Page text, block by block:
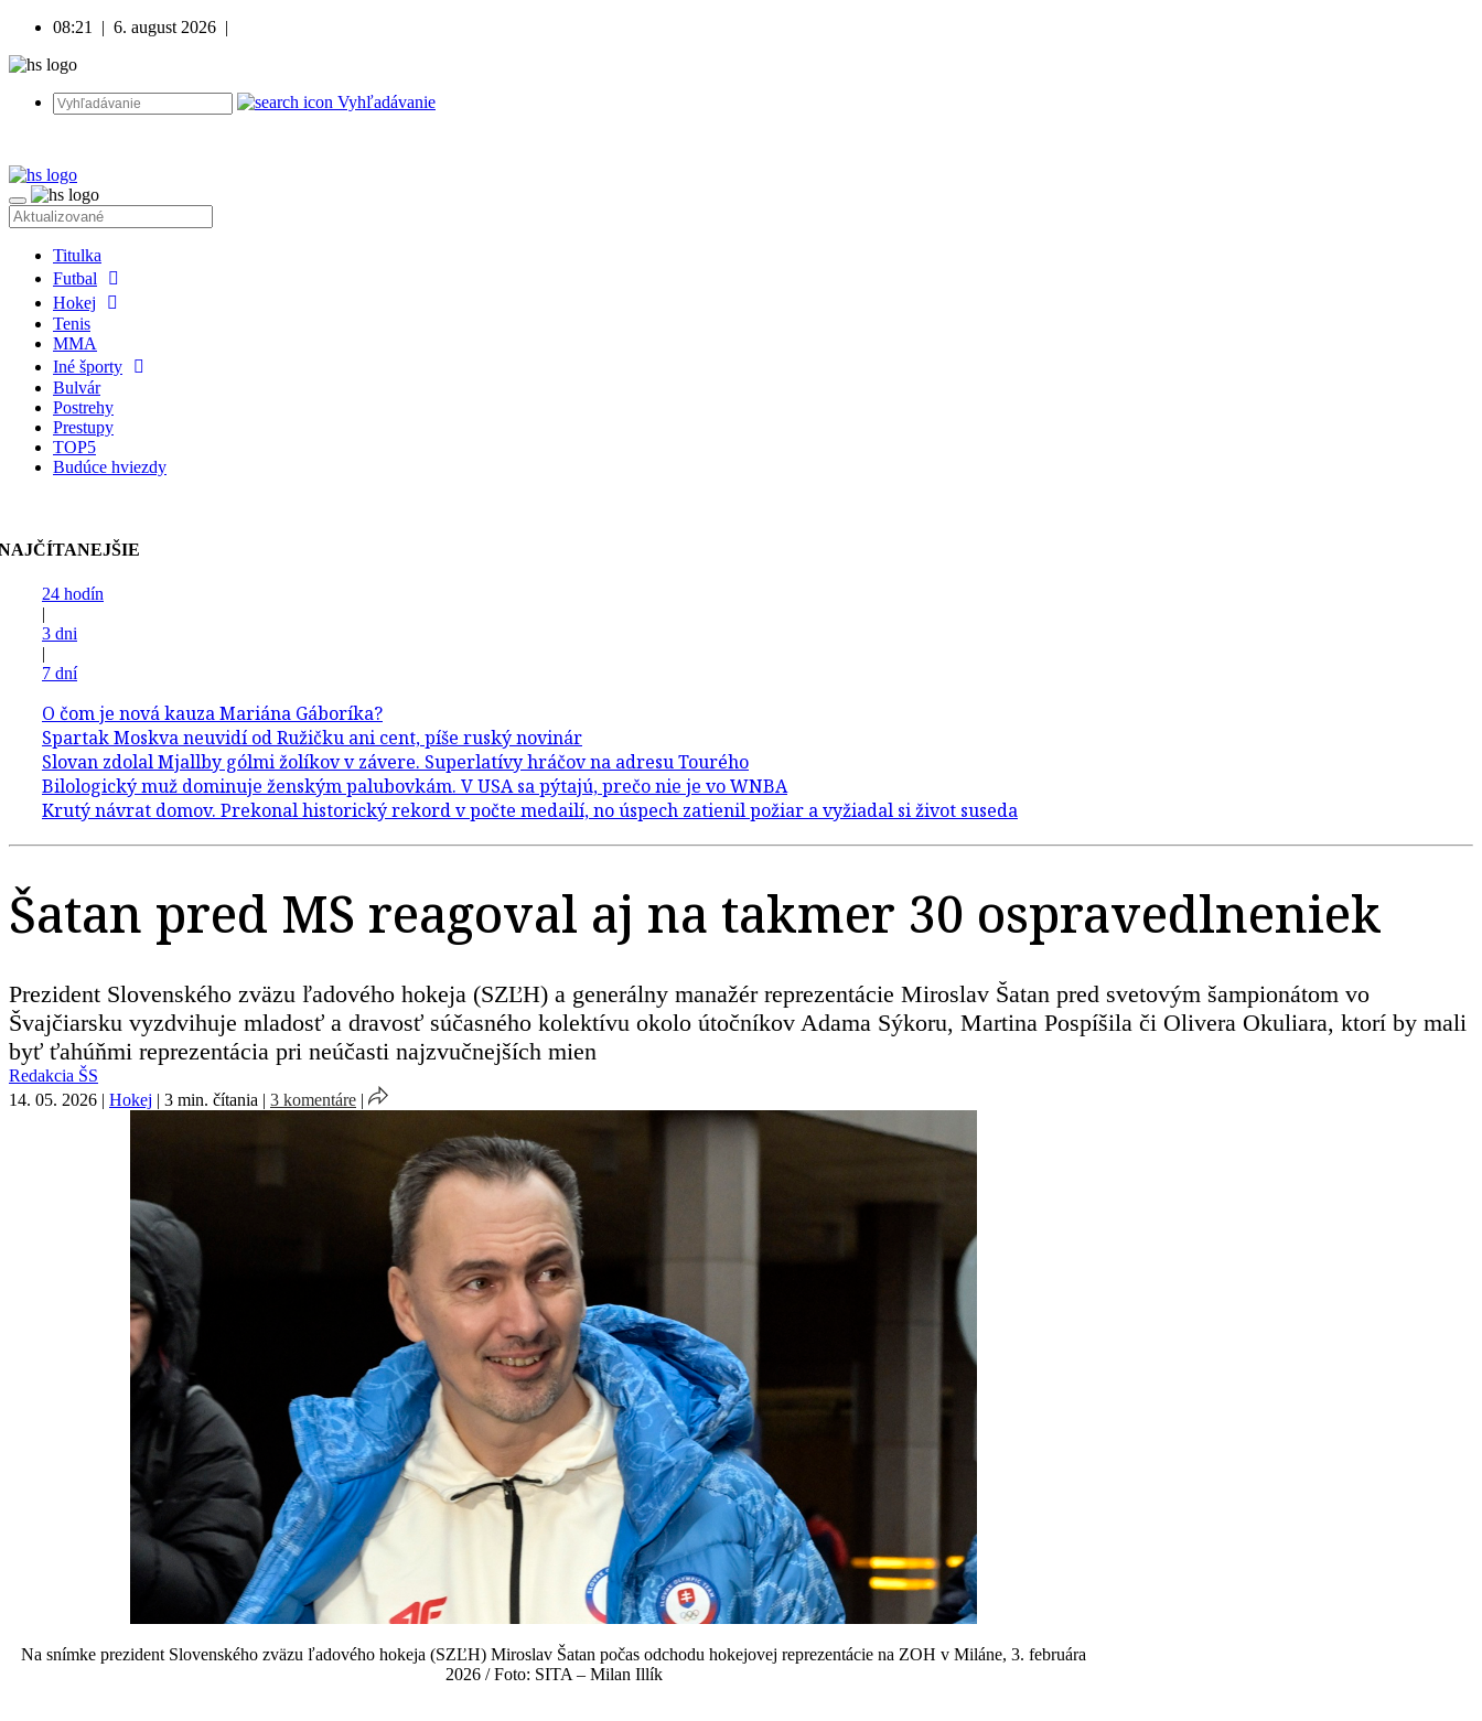
08:21 | 6. august 2026 |
Vyhľadávanie
Titulka
Futbal
Hokej
Tenis
MMA
Iné športy
Bulvár
Postrehy
Prestupy
TOP5
Budúce hviezdy
24 hodín
|
3 dni
|
7 dní
Šatan pred MS reagoval aj na takmer 30 ospravedlneniek
Prezident Slovenského zväzu ľadového hokeja (SZĽH) a generálny manažér reprezentácie Miroslav Šatan pred svetovým šampionátom vo
Švajčiarsku vyzdvihuje mladosť a dravosť súčasného kolektívu okolo útočníkov Adama Sýkoru, Martina Pospíšila či Olivera Okuliara, ktorí by mali
byť ťahúňmi reprezentácia pri neúčasti najzvučnejších mien
Redakcia ŠS
14. 05. 2026 | Hokej | 3 min. čítania | 3 komentáre |
Na snímke prezident Slovenského zväzu ľadového hokeja (SZĽH) Miroslav Šatan počas odchodu hokejovej reprezentácie na ZOH v Miláne, 3. februára
2026 / Foto: SITA – Milan Illík